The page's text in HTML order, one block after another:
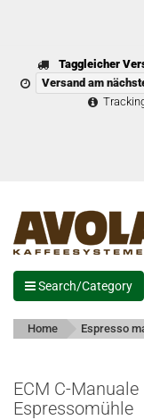
Taggleicher
Versand am
Search/Category
Home Espresso
ECM C-
Espressomühle